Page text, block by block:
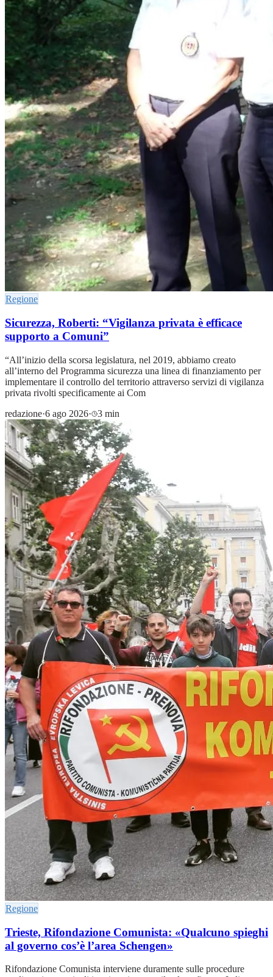
Regione
Sicurezza, Roberti: “Vigilanza privata è efficace
supporto a Comuni”
“All’inizio della scorsa legislatura, nel 2019, abbiamo creato
all’interno del Programma sicurezza una linea di finanziamento per
implementare il controllo del territorio attraverso servizi di vigilanza
privata rivolti specificamente ai Com
redazione·6 ago 2026· 3 min
Regione
Trieste, Rifondazione Comunista: «Qualcuno spieghi
al governo cos’è l’area Schengen»
Rifondazione Comunista interviene duramente sulle procedure